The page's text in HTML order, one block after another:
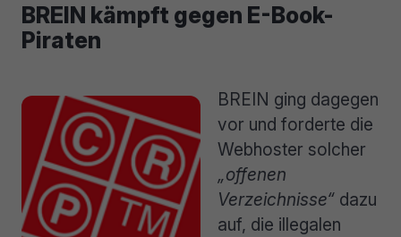
BREIN kämpft gegen E-Book-
Piraten
BREIN ging dagegen
vor und forderte die
Webhoster solcher
„offenen
Verzeichnisse“ dazu
auf, die illegalen